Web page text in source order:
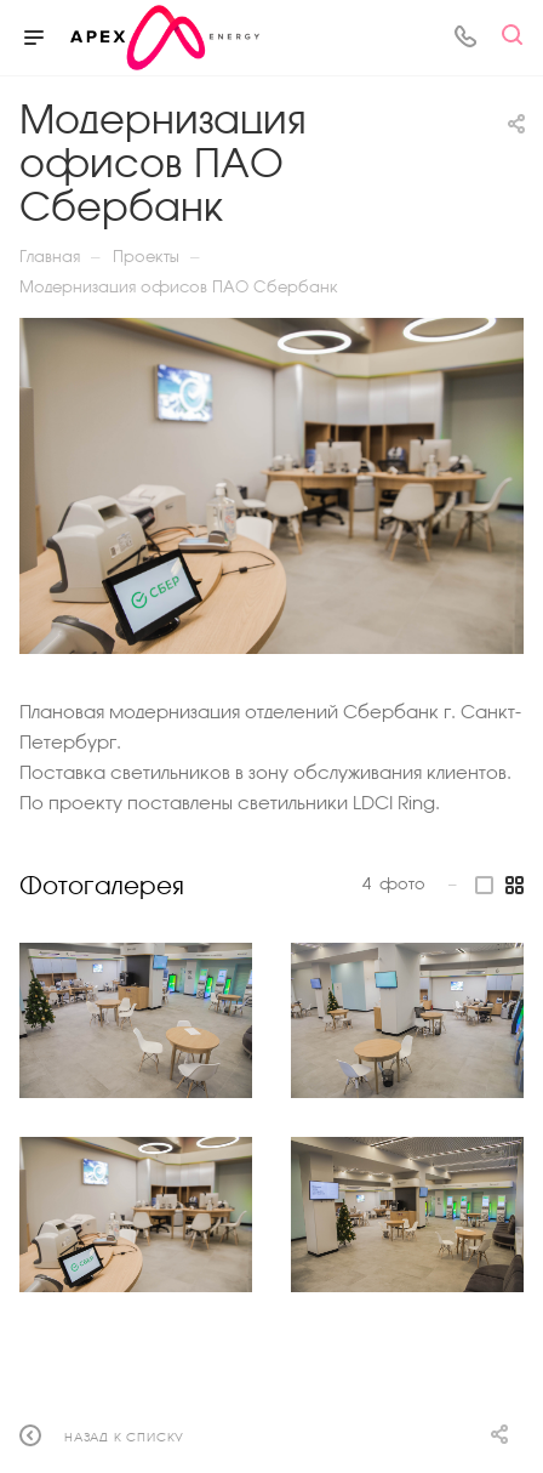
Модернизация
офисов ПАО
Сбербанк
Главная — Проекты —
Модернизация офисов ПАО Сбербанк
Плановая модернизация отделений Сбербанк г. Санкт-
Петербург.
Поставка светильников в зону обслуживания клиентов.
По проекту поставлены светильники LDCI Ring.
Фотогалерея 4 фото —
НАЗАД К СПИСКУ